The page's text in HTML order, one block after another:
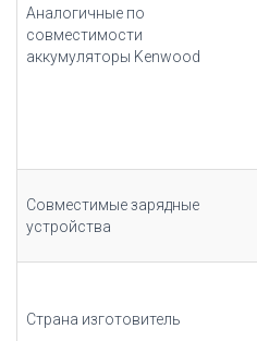
Аналогичные по
совместимости
аккумуляторы Kenwood
Совместимые зарядные
устройства
Страна изготовитель